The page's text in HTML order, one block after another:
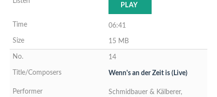
PLAY
06:41
15 MB
14
Wenn's an der Zeit is (Live)
Schmidbauer & Kälberer,